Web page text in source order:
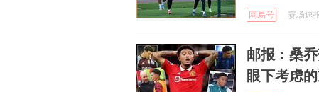
网易号 赛场速
邮报：桑
眼下考虑